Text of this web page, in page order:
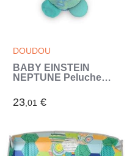
DOUDOU
BABY EINSTEIN
NEPTUNE Peluche
multisensoriel,
cadeau bébé 0M+
23,01 €